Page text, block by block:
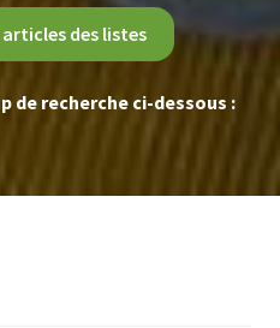
articles des listes
de recherche ci-dessous :